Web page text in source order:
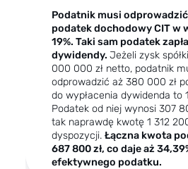
Podatnik musi odprowadzić
podatek dochodowyCIT w
19%. Taki sam podatek
dywidendy. Jeżeli zysk
000 000 zł netto, podatnik
odprowadzić aż 380 000 zł
do wypłacenia dywidenda to
Podatek od niej wynosi 307
tak naprawdę kwotę 1 312
dyspozycji. Łączna kwota
687 800 zł, co daje aż
efektywnego podatku.